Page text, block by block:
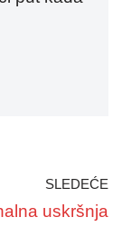
SLEDEĆE
uskršnja